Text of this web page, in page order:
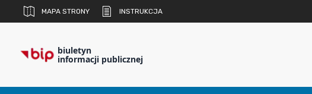
MAPA STRONY INSTRUKCJA
biuletyn
informacji publicznej